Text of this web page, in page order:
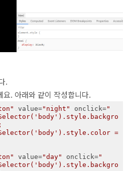
.
. 아래와 같이 작성합니다.
value="night" onclick="
value="day" onclick="